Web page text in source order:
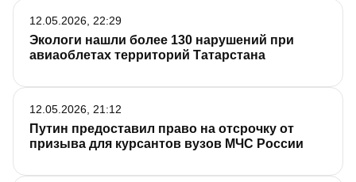
Экологи нашли более 130 нарушений при
авиаоблетах территорий Татарстана
12.05.2026, 22:29
Путин предоставил право на отсрочку от
призыва для курсантов вузов МЧС России
12.05.2026, 21:12